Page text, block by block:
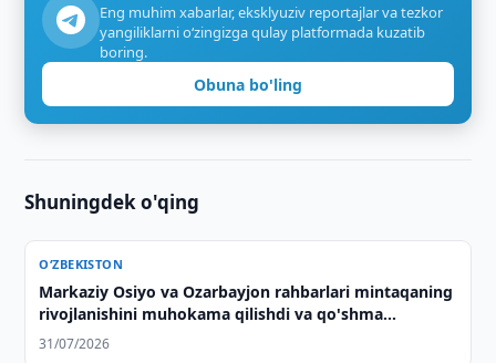
Eng muhim xabarlar, eksklyuziv reportajlar va tezkor
yangiliklarni o‘zingizga qulay platformada kuzatib
boring.
Obuna bo'ling
Shuningdek o'qing
O‘ZBEKISTON
Markaziy Osiyo va Ozarbayjon rahbarlari mintaqaning
rivojlanishini muhokama qilishdi va qo'shma
deklaratsiya qabul qilishdi
31/07/2026